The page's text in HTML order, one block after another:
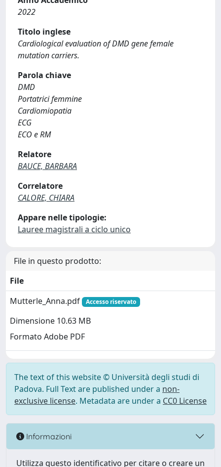
2022
Titolo inglese
Cardiological evaluation of DMD gene female
mutation carriers.
Parola chiave
DMD
Portatrici femmine
Cardiomiopatia
ECG
ECO e RM
Relatore
BAUCE, BARBARA
Correlatore
CALORE, CHIARA
Appare nelle tipologie:
Lauree magistrali a ciclo unico
File in questo prodotto:
File
Mutterle_Anna.pdf
Accesso riservato
Dimensione 10.63 MB
Formato Adobe PDF
The text of this website © Università degli studi di
Padova. Full Text are published under a non-
exclusive license. Metadata are under a CC0 License
Informazioni
Utilizza questo identificativo per citare o creare un